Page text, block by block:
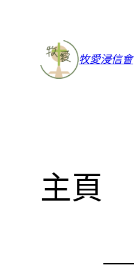
牧愛浸信會
主頁